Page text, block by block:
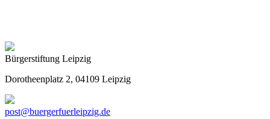
Bürgerstiftung Leipzig
Dorotheenplatz 2, 04109 Leipzig
post@buergerfuerleipzig.de